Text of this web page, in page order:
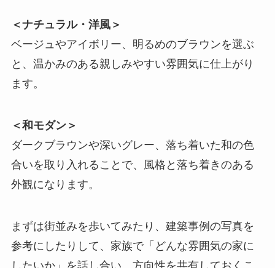
＜ナチュラル・洋風＞
ベージュやアイボリー、明るめのブラウンを選ぶ
と、温かみのある親しみやすい雰囲気に仕上がり
ます。
＜和モダン＞
ダークブラウンや深いグレー、落ち着いた和の色
合いを取り入れることで、風格と落ち着きのある
外観になります。
まずは街並みを歩いてみたり、建築事例の写真を
参考にしたりして、家族で「どんな雰囲気の家に
したいか」を話し合い、方向性を共有しておくこ